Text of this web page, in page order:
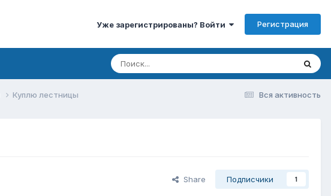
Уже зарегистрированы? Войти Регистрация
Вся активность
Куплю лестницы
Share Подписчики 1